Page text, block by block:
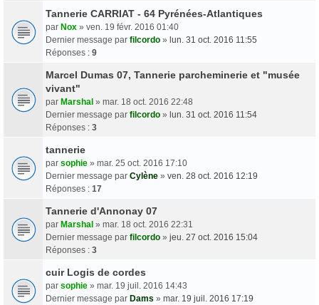
Tannerie CARRIAT - 64 Pyrénées-Atlantiques
par Nox » ven. 19 févr. 2016 01:40
Dernier message par filcordo » lun. 31 oct. 2016 11:55
Réponses : 9
Marcel Dumas 07, Tannerie parcheminerie et "musée
vivant"
par Marshal » mar. 18 oct. 2016 22:48
Dernier message par filcordo » lun. 31 oct. 2016 11:54
Réponses : 3
tannerie
par sophie » mar. 25 oct. 2016 17:10
Dernier message par Cylène » ven. 28 oct. 2016 12:19
Réponses : 17
Tannerie d'Annonay 07
par Marshal » mar. 18 oct. 2016 22:31
Dernier message par filcordo » jeu. 27 oct. 2016 15:04
Réponses : 3
cuir Logis de cordes
par sophie » mar. 19 juil. 2016 14:43
Dernier message par Dams » mar. 19 juil. 2016 17:19